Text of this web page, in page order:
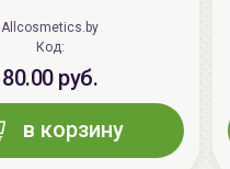
Allcosmetics.by
Код:
80.00 руб.
в корзину